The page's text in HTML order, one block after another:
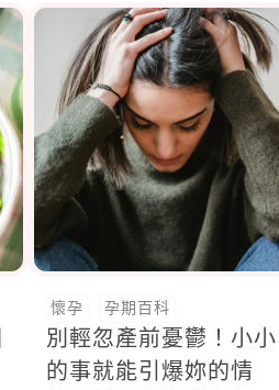
懷孕 孕期百科
別輕忽產前憂鬱！小小
的事就能引爆妳的情